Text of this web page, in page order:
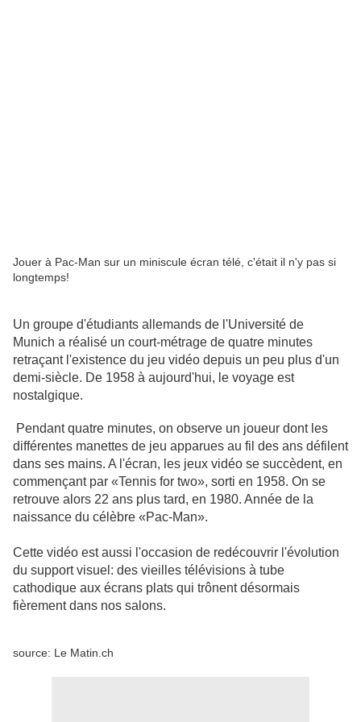
Jouer à Pac-Man sur un miniscule écran télé, c'était il n'y pas si
longtemps!
Un groupe d'étudiants allemands de l'Université de
Munich a réalisé un court-métrage de quatre minutes
retraçant l'existence du jeu vidéo depuis un peu plus d'un
demi-siècle. De 1958 à aujourd'hui, le voyage est
nostalgique.
Pendant quatre minutes, on observe un joueur dont les
différentes manettes de jeu apparues au fil des ans défilent
dans ses mains. A l'écran, les jeux vidéo se succèdent, en
commençant par «Tennis for two», sorti en 1958. On se
retrouve alors 22 ans plus tard, en 1980. Année de la
naissance du célèbre «Pac-Man».
Cette vidéo est aussi l'occasion de redécouvrir l'évolution
du support visuel: des vieilles télévisions à tube
cathodique aux écrans plats qui trônent désormais
fièrement dans nos salons.
source: Le Matin.ch